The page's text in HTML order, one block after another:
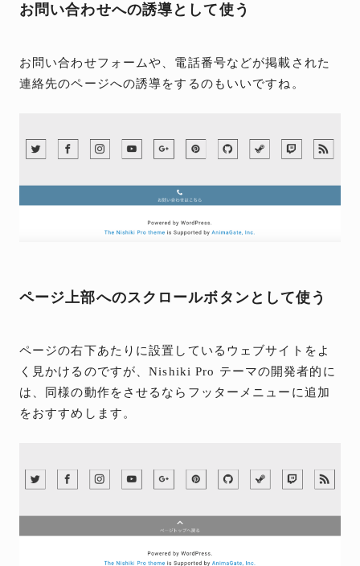
お問い合わせへの誘導として使う
お問い合わせフォームや、電話番号などが掲載された
連絡先のページへの誘導をするのもいいですね。
ページ上部へのスクロールボタンとして使う
ページの右下あたりに設置しているウェブサイトをよ
く見かけるのですが、Nishiki Pro テーマの開発者的に
は、同様の動作をさせるならフッターメニューに追加
をおすすめします。